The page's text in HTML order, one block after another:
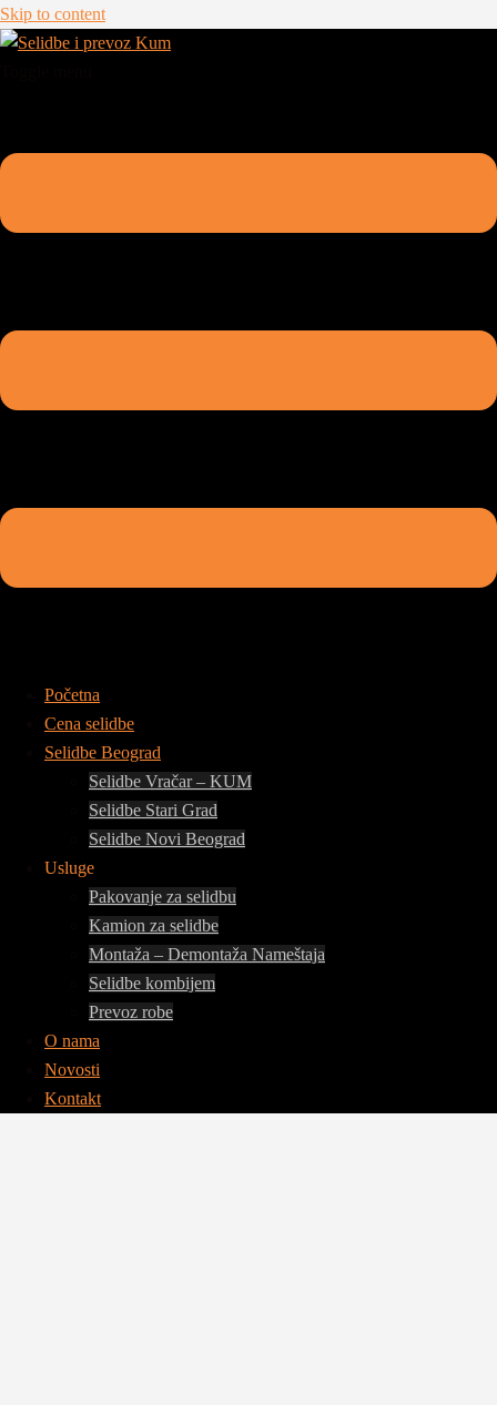
Skip to content
Početna
Cena selidbe
Selidbe Beograd
Selidbe Vračar – KUM
Selidbe Stari Grad
Selidbe Novi Beograd
Usluge
Pakovanje za selidbu
Kamion za selidbe
Montaža – Demontaža Nameštaja
Selidbe kombijem
Prevoz robe
O nama
Novosti
Kontakt